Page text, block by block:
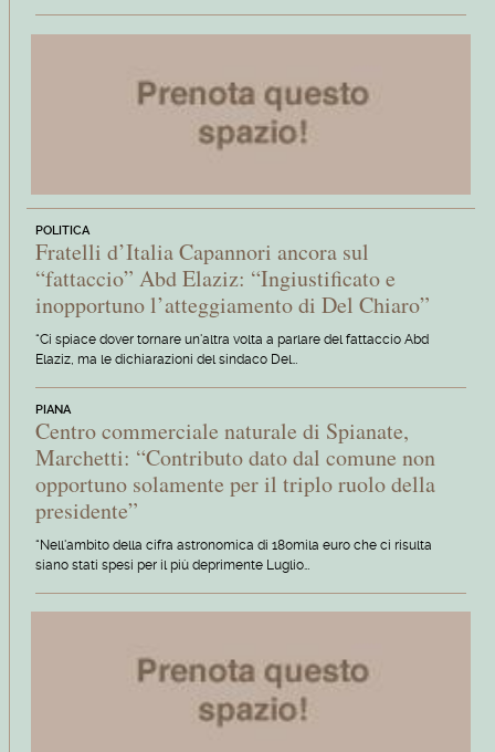
POLITICA
Fratelli d’Italia Capannori ancora sul
“fattaccio” Abd Elaziz: “Ingiustificato e
inopportuno l’atteggiamento di Del Chiaro”
“Ci spiace dover tornare un'altra volta a parlare del fattaccio Abd
Elaziz, ma le dichiarazioni del sindaco Del…
PIANA
Centro commerciale naturale di Spianate,
Marchetti: “Contributo dato dal comune non
opportuno solamente per il triplo ruolo della
presidente”
“Nell'ambito della cifra astronomica di 180mila euro che ci risulta
siano stati spesi per il più deprimente Luglio…